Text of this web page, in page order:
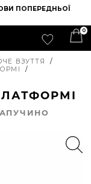
ПОПЕРЕДНЬОЇ
0
ВЗУТТЯ
/
/